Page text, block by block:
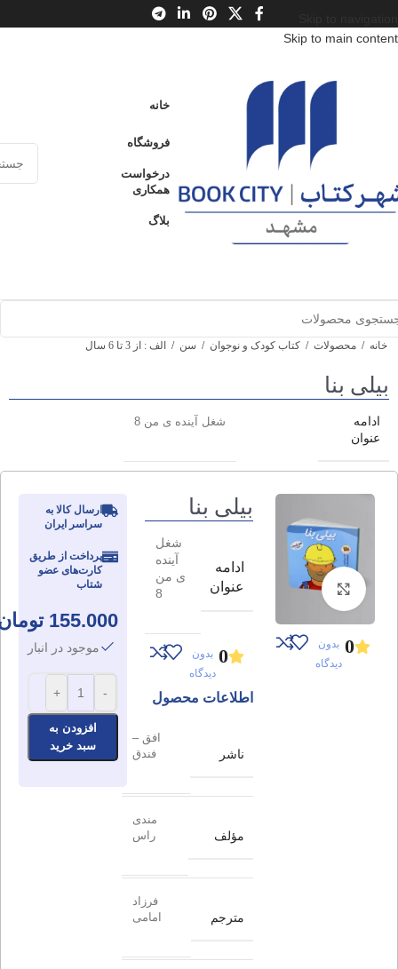
Skip to main content
خانه
فروشگاه
درخواست
همکاری
بلاگ
خانه / محصولات / کتاب کودک و نوجوان / سن / الف : از 3 تا 6 سال
بیلی بنا
ادامه
عنوان
شغل آینده ی من 8
برای بزرگنمایی کلیک کنید
0 بدون
دیدگاه
بیلی بنا
ادامه
عنوان
شغل
آینده
ی من
8
0 بدون
دیدگاه
اطلاعات محصول
ناشر
افق –
فندق
مؤلف
مندی
راس
مترجم
فرزاد
امامی
ارسال کالا به
سراسر ایران
پرداخت از طریق
کارت‌های عضو
شتاب
155.000
موجود در انبار
-
+
افزودن به
سبد خرید